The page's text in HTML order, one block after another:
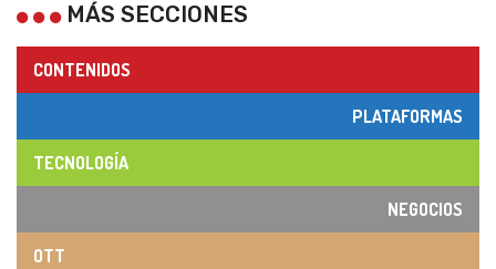
MÁS SECCIONES
CONTENIDOS
PLATAFORMAS
TECNOLOGÍA
NEGOCIOS
OTT